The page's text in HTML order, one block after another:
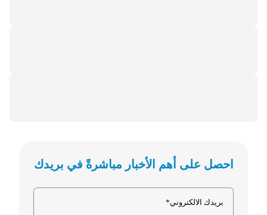
احصل على أهم الأخبار مباشرةً في بريدك